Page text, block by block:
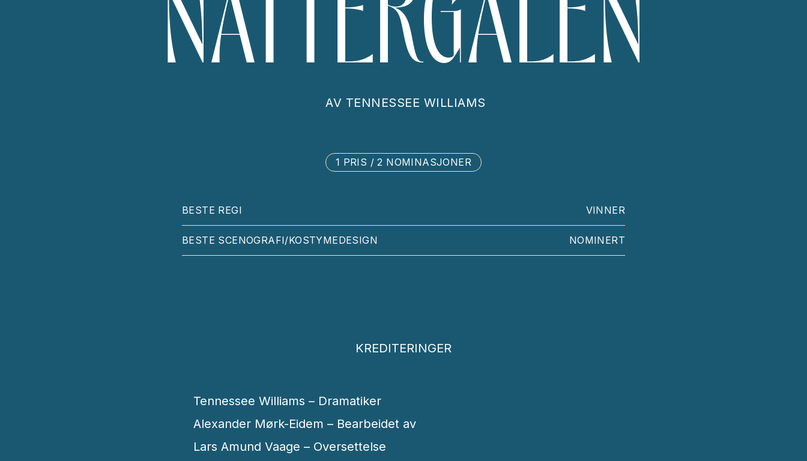
NATTERGALEN
AV TENNESSEE WILLIAMS
1 PRIS / 2 NOMINASJONER
BESTE REGI VINNER
BESTE SCENOGRAFI/KOSTYMEDESIGN NOMINERT
KREDITERINGER
Tennessee Williams – Dramatiker
Alexander Mørk-Eidem – Bearbeidet av
Lars Amund Vaage – Oversettelse